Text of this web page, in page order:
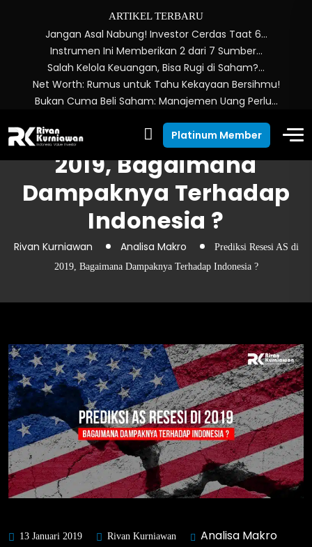
ARTIKEL TERBARU
Jangan Asal Nabung! Investor Cerdas Taat 6…
Instrumen Ini Memberikan 2 dari 7 Sumber…
Salah Kelola Keuangan, Bisa Rugi di Saham?…
Net Worth: Rumus untuk Tahu Kekayaan Bersihmu!
Bukan Cuma Beli Saham: Manajemen Uang Perlu…
Platinum Member
Prediksi Resesi AS di
2019, Bagaimana
Dampaknya Terhadap
Indonesia ?
Rivan Kurniawan Analisa Makro
Prediksi Resesi AS di
2019, Bagaimana Dampaknya Terhadap Indonesia ?
13 Januari 2019 Rivan Kurniawan Analisa Makro